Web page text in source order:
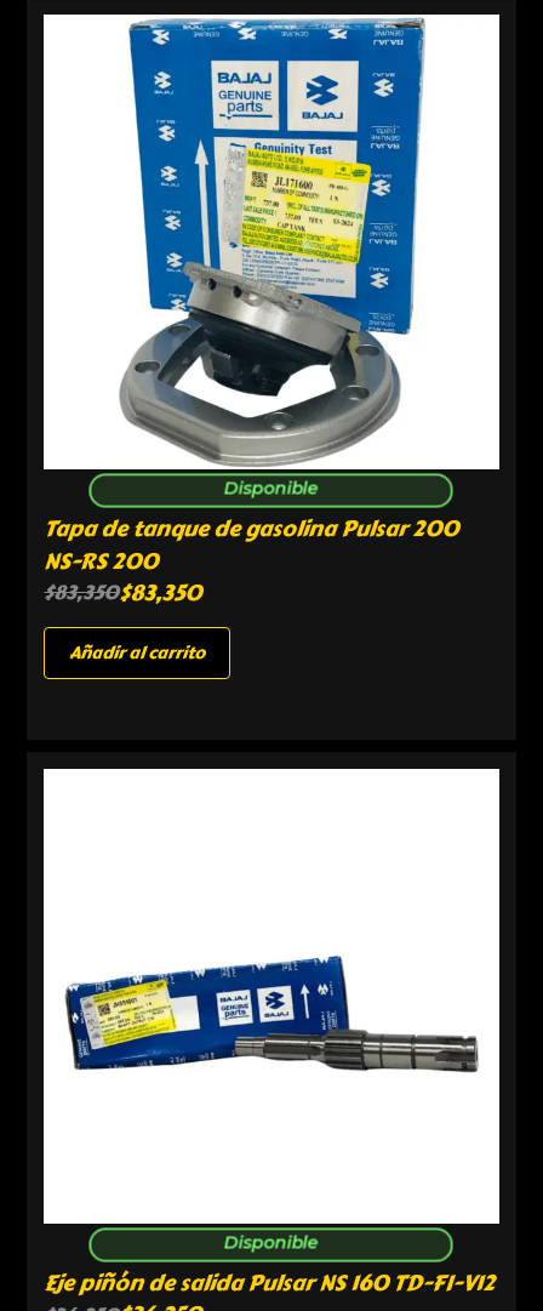
Disponible
Tapa de tanque de gasolina Pulsar 200
NS-RS 200
$83,350$83,350
Añadir al carrito
Disponible
Eje piñón de salida Pulsar NS 160 TD-FI-V12